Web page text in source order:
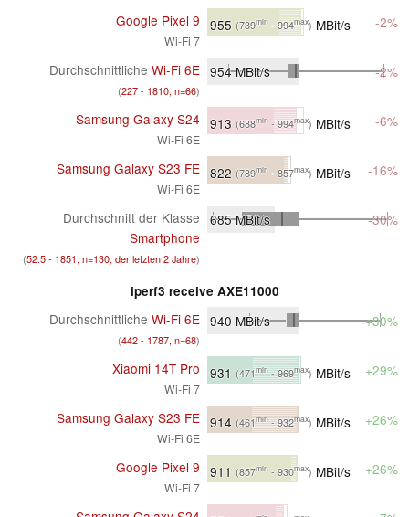
Google Pixel 9
Wi-Fi 7
955 (739min - 994max) MBit/s -2%
Durchschnittliche Wi-Fi 6E
(227 - 1810, n=66)
954MBit/s -2%
Samsung Galaxy S24
Wi-Fi 6E
913 (688min - 994max) MBit/s -6%
Samsung Galaxy S23 FE
Wi-Fi 6E
822 (789min - 857max) MBit/s -16%
Durchschnitt der Klasse
Smartphone
(52.5 - 1851, n=130, der letzten 2 Jahre)
685MBit/s -30%
iperf3 receive AXE11000
Durchschnittliche Wi-Fi 6E
(442 - 1787, n=68)
940 MBit/s +30%
Xiaomi 14T Pro
Wi-Fi 7
931 (471min- 969max) MBit/s +29%
Samsung Galaxy S23 FE
Wi-Fi 6E
914 (461min- 932max) MBit/s +26%
Google Pixel 9
Wi-Fi 7
911 (857min - 930max) MBit/s +26%